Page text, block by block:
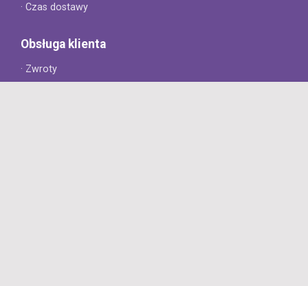
· Czas dostawy
Obsługa klienta
· Zwroty